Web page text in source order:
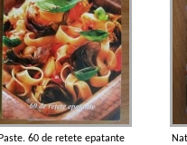
Paste. 60 de retete epatante